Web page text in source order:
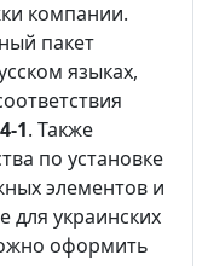
компании.
пакет
языках,
1. Также
по установке
элементов и
для украинских
оформить